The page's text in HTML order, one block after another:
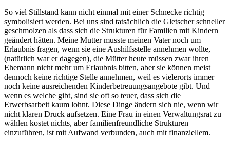
So viel Stillstand kann nicht einmal mit einer Schnecke richtig
symbolisiert werden. Bei uns sind tatsächlich die Gletscher schneller
geschmolzen als dass sich die Strukturen für Familien mit Kindern
geändert hätten. Meine Mutter musste meinen Vater noch um
Erlaubnis fragen, wenn sie eine Aushilfsstelle annehmen wollte,
(natürlich war er dagegen), die Mütter heute müssen zwar ihren
Ehemann nicht mehr um Erlaubnis bitten, aber sie können meist
dennoch keine richtige Stelle annehmen, weil es vielerorts immer
noch keine ausreichenden Kinderbetreuungsangebote gibt. Und
wenn es welche gibt, sind sie oft so teuer, dass sich die
Erwerbsarbeit kaum lohnt. Diese Dinge ändern sich nie, wenn wir
nicht klaren Druck aufsetzen. Eine Frau in einen Verwaltungsrat zu
wählen kostet nichts, aber familienfreundliche Strukturen
einzuführen, ist mit Aufwand verbunden, auch mit finanziellem.